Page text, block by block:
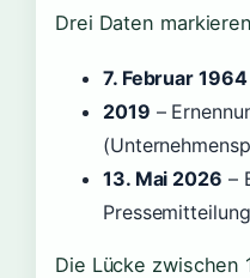
Drei Daten
7. Februar 1964
2019 –
13. Mai 2026 –
Die Lücke zwischen